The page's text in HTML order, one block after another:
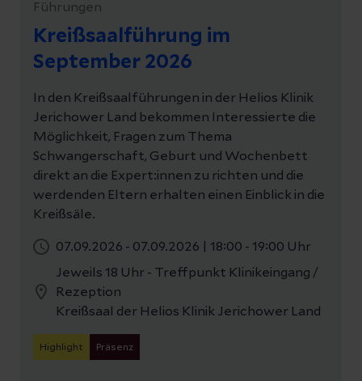
Führungen
Kreißsaalführung im
September 2026
In den Kreißsaalführungen in der Helios Klinik
Jerichower Land bekommen Interessierte die
Möglichkeit, Fragen zum Thema
Schwangerschaft, Geburt und Wochenbett
direkt an die Expert:innen zu richten und die
werdenden Eltern erhalten einen Einblick in die
Kreißsäle.
07.09.2026 - 07.09.2026
18:00 - 19:00 Uhr
Jeweils 18 Uhr - Treffpunkt Klinikeingang /
Rezeption
Kreißsaal der Helios Klinik Jerichower Land
Highlight Präsenz